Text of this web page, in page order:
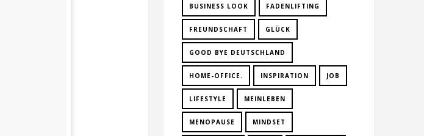
BUSINESS LOOK FADENLIFTING
FREUNDSCHAFT GLÜCK
GOOD BYE DEUTSCHLAND
HOME-OFFICE. INSPIRATION JOB
LIFESTYLE MEINLEBEN
MENOPAUSE MINDSET